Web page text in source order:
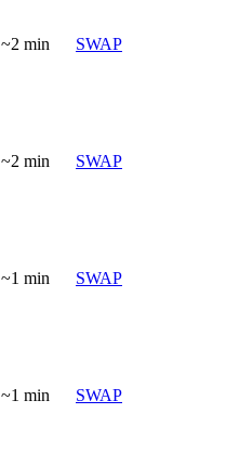
~2 min SWAP
~2 min SWAP
~1 min SWAP
~1 min SWAP